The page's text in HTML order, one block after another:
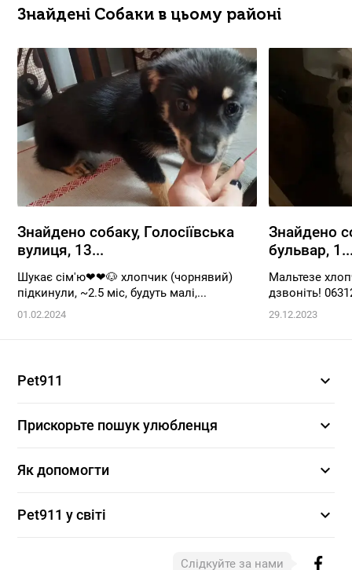
Знайдені Собаки в цьому районі
Знайдено собаку, Голосіївська
вулиця, 13...
Шукає сім'ю❤❤🐶 хлопчик (чорнявий)
підкинули, ~2.5 міс, будуть малі,...
01.02.2024
Знайдено
бульвар,
Мальтезе
дзвоніть!
29.12.2023
Pet911 expand_more
Прискорьте пошук улюбленця expand_more
Як допомогти expand_more
Pet911 у світі expand_more
Слідкуйте за нами